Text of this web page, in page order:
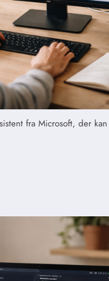
fra Microsoft, der